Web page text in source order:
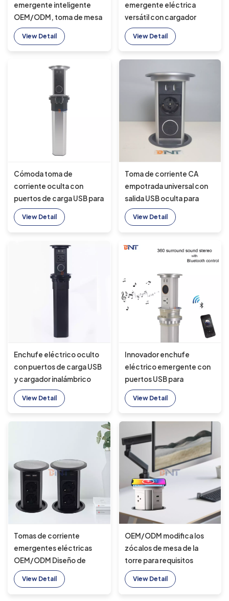
emergente inteligente
OEM/ODM, toma de mesa
de aluminio con 4 salidas
de CA y 2 puertos USB,
View Detail
emergente eléctrica
versátil con cargador
inalámbrico y puertos USB
para escritorios de oficina
View Detail
Cómoda toma de
corriente oculta con
puertos de carga USB para
escritorios de oficina
View Detail
Toma de corriente CA
empotrada universal con
salida USB oculta para
escritorios de oficina
View Detail
Enchufe eléctrico oculto
con puertos de carga USB
y cargador inalámbrico
para escritorios de oficina
View Detail
Innovador enchufe
eléctrico emergente con
puertos USB para
escritorios de oficina
View Detail
Tomas de corriente
emergentes eléctricas
OEM/ODM Diseño de
doble cara 4 salidas de CA
con carga dual USB A+C y
View Detail
OEM/ODM modifica los
zócalos de mesa de la
torre para requisitos
particulares de los zócalos
de cocina emergentes
View Detail